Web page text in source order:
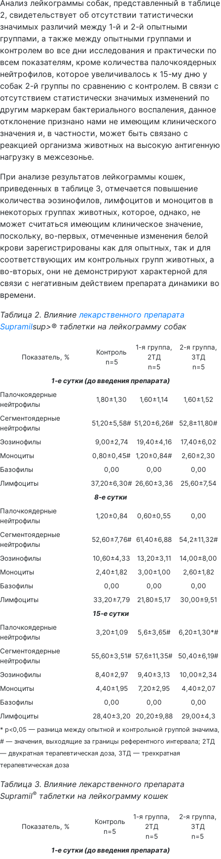
Анализ лейкограммы собак, представленный в таблице
2, свидетельствует об отсутствии татистически
значимых различий между 1-й и 2-й опытными
группами, а также между опытными группами и
контролем во все дни исследования и практически по
всем показателям, кроме количества палочкоядерных
нейтрофилов, которое увеличивалось к 15-му дню у
собак 2-й группы по сравнению с контролем. В связи с
отсутствием статистически значимых изменений по
другим маркерам бактериального воспаления, данное
отклонение признано нами не имеющим клинического
значения и, в частности, может быть связано с
реакцией организма животных на высокую антигенную
нагрузку в межсезонье.
При анализе результатов лейкограммы кошек,
приведенных в таблице 3, отмечается повышение
количества эозинофилов, лимфоцитов и моноцитов в
некоторых группах животных, которое, однако, не
может считаться имеющим клиническое значение,
поскольку, во-первых, отмеченные изменения белой
крови зарегистрированы как для опытных, так и для
соответствующих им контрольных групп животных, а
во-вторых, они не демонстрируют характерной для
связи с негативным действием препарата динамики во
времени.
Таблица 2. Влияние лекарственного препарата
Supramilsup>® таблетки на лейкограмму собак
Показатель, %
Контроль
n=5
1-я группа,
2ТД
n=5
2-я группа,
3ТД
n=5
1-е сутки (до введения препарата)
Палочкоядерные
нейтрофилы
1,80±1,30 1,60±1,14 1,60±1,52
Сегментоядерные
нейтрофилы
51,20±5,58# 51,20±6,26# 52,8±11,80#
Эозинофилы 9,00±2,74 19,40±4,16
17,40±6,02
Моноциты
0,80±0,45# 1,20±0,84#
2,60±2,30
Базофилы
0,00 0,00
0,00
Лимфоциты
37,20±6,30# 26,60±3,36
25,60±7,54
8-е сутки
Палочкоядерные
нейтрофилы
1,20±0,84 0,60±0,55 0,00
Сегментоядерные
нейтрофилы
52,60±7,76# 61,40±6,88 54,2±11,32#
Эозинофилы 10,60±4,33 13,20±3,11
14,00±8,00
Моноциты
2,40±1,82 3,00±1,00
2,60±1,82
Базофилы
0,00 0,00
0,00
Лимфоциты
33,20±7,79 21,80±5,17
30,00±9,51
15-е сутки
Палочкоядерные
нейтрофилы
3,20±1,09 5,6±3,65# 6,20±1,30*#
Сегментоядерные
нейтрофилы
55,60±3,51# 57,6±11,35# 50,40±6,19#
Эозинофилы 8,40±2,97 9,40±3,13
10,00±2,34
Моноциты
4,40±1,95 7,20±2,95
4,40±2,07
Базофилы
0,00 0,00
0,00
Лимфоциты
28,40±3,20 20,20±9,88 29,00±4,3
* р<0,05 — разница между опытной и контрольной группой значима,
# — значения, выходящие за границы референтного интервала; 2ТД
— двукратная терапевтическая доза, 3ТД — трехкратная
терапевтическая доза
Таблица 3. Влияние лекарственного препарата
Supramil® таблетки на лейкограмму кошек
Показатель, %
Контроль
n=5
1-я группа,
2ТД
n=5
2-я группа,
3ТД
n=5
1-е сутки (до введения препарата)